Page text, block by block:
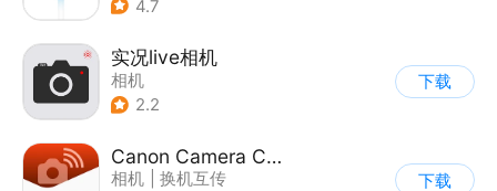
4.7
实况live相机
相机
2.2
下载
Canon Camera Connect
相机
换机互传
下载